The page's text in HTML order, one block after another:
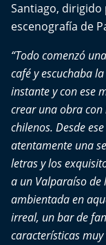
El Mejor País de
Te invito a tomar
Bío Bío en Ruta
Especiales
Chiche cuadra y
Motorfem
Agenda Propia
Santiago, dirigido
escenografía de
“Todo comenzó
café y escuchaba
instante y con ese
crear una obra
chilenos. Desde
atentamente una
letras y los
a un Valparaíso de
ambientada en
irreal, un bar de
características muy